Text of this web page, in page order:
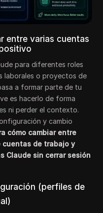
entre varias cuentas
para diferentes roles
laborales o proyectos de
a formar parte de tu
es hacerlo de forma
ni perder el contexto.
y cambio
cómo cambiar entre
cuentas de trabajo y
Claude sin cerrar sesión
(perfiles de